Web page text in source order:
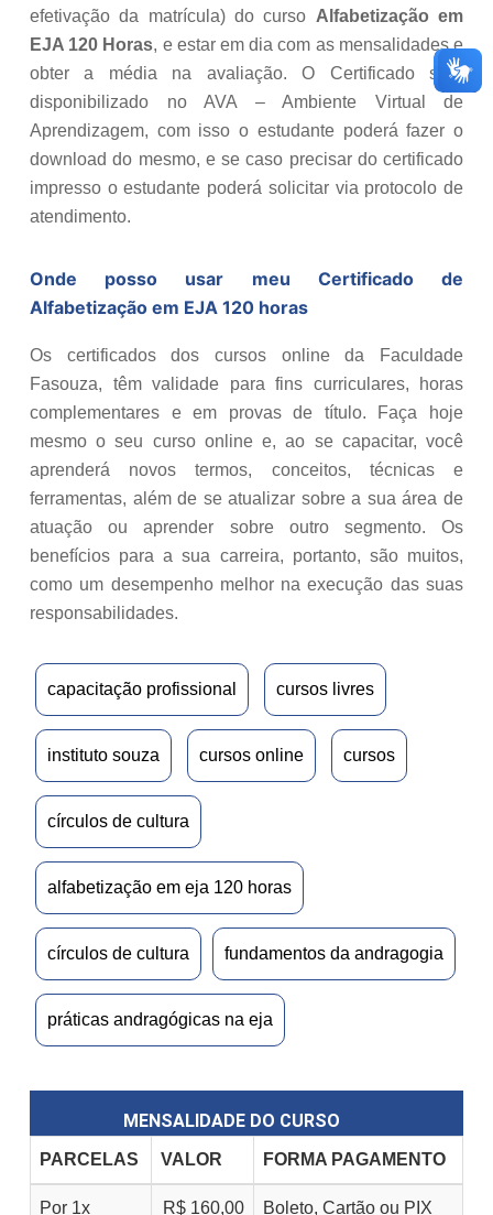
efetivação da matrícula) do curso Alfabetização em
EJA 120 Horas, e estar em dia com as mensalidades e
obter a média na avaliação. O Certificado será
disponibilizado no AVA – Ambiente Virtual de
Aprendizagem, com isso o estudante poderá fazer o
download do mesmo, e se caso precisar do certificado
impresso o estudante poderá solicitar via protocolo de
atendimento.
Onde posso usar meu Certificado de
Alfabetização em EJA 120 horas
Os certificados dos cursos online da Faculdade
Fasouza, têm validade para fins curriculares, horas
complementares e em provas de título. Faça hoje
mesmo o seu curso online e, ao se capacitar, você
aprenderá novos termos, conceitos, técnicas e
ferramentas, além de se atualizar sobre a sua área de
atuação ou aprender sobre outro segmento. Os
benefícios para a sua carreira, portanto, são muitos,
como um desempenho melhor na execução das suas
responsabilidades.
capacitação profissional cursos livres
instituto souza cursos online cursos
círculos de cultura
alfabetização em eja 120 horas
círculos de cultura fundamentos da andragogia
práticas andragógicas na eja
MENSALIDADE DO CURSO
PARCELAS VALOR FORMA PAGAMENTO
Por 1x R$ 160,00 Boleto, Cartão ou PIX